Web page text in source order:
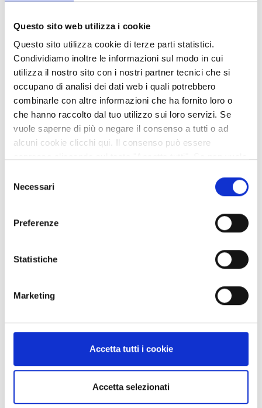
Questo sito web utilizza i cookie
Questo sito utilizza cookie di terze parti statistici.
Condividiamo inoltre le informazioni sul modo in cui
utilizza il nostro sito con i nostri partner tecnici che si
occupano di analisi dei dati web i quali potrebbero
combinarle con altre informazioni che ha fornito loro o
che hanno raccolto dal tuo utilizzo sui loro servizi. Se
vuole saperne di più o negare il consenso a tutti o ad
alcuni cookie clicchi qui. Il consenso può essere
tasto "Rifiuta".
delNecessari
Preferenze
Statistiche
Marketing
Accetta tutti i cookie
Accetta selezionati
Investire sulla sicurezza delle infrastrutture significa
garantiremobilità, servizi e prospettive di sviluppo
comunità che vivono e lavorano nelle aree interne.»
«Ringraziamo laProvincia di Reggio Emilia– dicono
Leonardo Perugi, sindaco di Toano, e Giuseppe Ruggi,
sindaco di Carpineti– per il costante ascolto e il confronto
continuo con i Comuni della montagna, e per il lavoro svolto
dall’ente e dai suoi tecnici , che dimostrano ogni giorno la
capacità di tradurre le esigenze dei territori in interventi
fondamentale per la
impresee
l'immagine